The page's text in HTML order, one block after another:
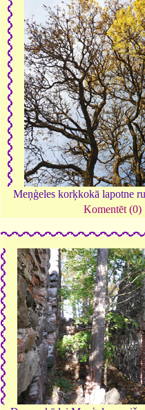
Meņģeles korķkokā lapotne
Komentēt (0)